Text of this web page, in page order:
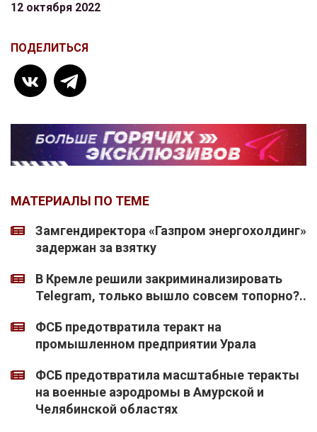
12 октября 2022
ПОДЕЛИТЬСЯ
МАТЕРИАЛЫ ПО ТЕМЕ
Замгендиректора «Газпром энергохолдинг»
задержан за взятку
В Кремле решили закриминализировать
Telegram, только вышло совсем топорно?..
ФСБ предотвратила теракт на
промышленном предприятии Урала
ФСБ предотвратила масштабные теракты
на военные аэродромы в Амурской и
Челябинской областях